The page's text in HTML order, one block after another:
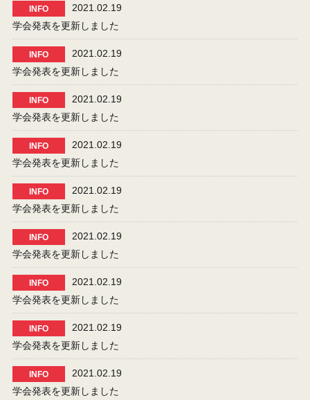
INFO
2021.02.19
学会発表を更新しました
INFO
2021.02.19
学会発表を更新しました
INFO
2021.02.19
学会発表を更新しました
INFO
2021.02.19
学会発表を更新しました
INFO
2021.02.19
学会発表を更新しました
INFO
2021.02.19
学会発表を更新しました
INFO
2021.02.19
学会発表を更新しました
INFO
2021.02.19
学会発表を更新しました
INFO
2021.02.19
学会発表を更新しました